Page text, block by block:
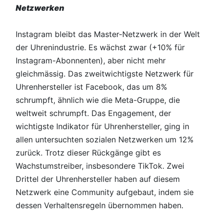
Netzwerken
Instagram bleibt das Master-Netzwerk in der Welt
der Uhrenindustrie. Es wächst zwar (+10% für
Instagram-Abonnenten), aber nicht mehr
gleichmässig. Das zweitwichtigste Netzwerk für
Uhrenhersteller ist Facebook, das um 8%
schrumpft, ähnlich wie die Meta-Gruppe, die
weltweit schrumpft. Das Engagement, der
wichtigste Indikator für Uhrenhersteller, ging in
allen untersuchten sozialen Netzwerken um 12%
zurück. Trotz dieser Rückgänge gibt es
Wachstumstreiber, insbesondere TikTok. Zwei
Drittel der Uhrenhersteller haben auf diesem
Netzwerk eine Community aufgebaut, indem sie
dessen Verhaltensregeln übernommen haben.